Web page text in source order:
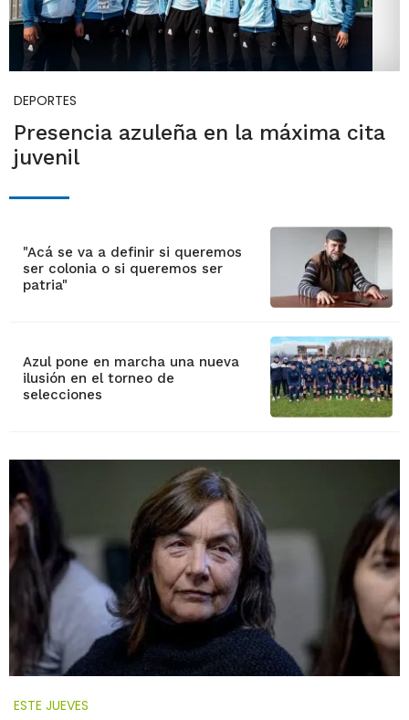
DEPORTES
Presencia azuleña en la máxima cita
juvenil
"Acá se va a definir si queremos
ser colonia o si queremos ser
patria"
Azul pone en marcha una nueva
ilusión en el torneo de
selecciones
ESTE JUEVES